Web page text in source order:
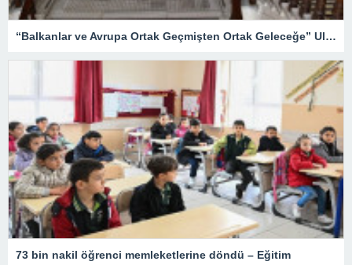
“Balkanlar ve Avrupa Ortak Geçmişten Ortak Geleceğe” Uluslararası Konferansı düzenledi
73 bin nakil öğrenci memleketlerine döndü – Eğitim